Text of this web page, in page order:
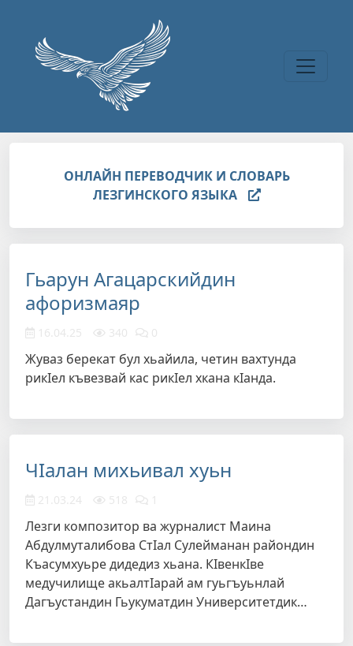
ОНЛАЙН ПЕРЕВОДЧИК И СЛОВАРЬ
ЛЕЗГИНСКОГО ЯЗЫКА
Гьарун Агацарскийдин
афоризмаяр
16.04.25 340 0
Жуваз берекат бул хьайила, четин вахтунда
рикIел къвезвай кас рикIел хкана кIанда.
ЧIалан михьивал хуьн
21.03.24 518 1
Лезги композитор ва журналист Маина
Абдулмуталибова СтIал Сулейманан райондин
Къасумхуьре дидедиз хьана. КIвенкIве
медучилище акьалтIарай ам гуьгъуьнлай
Дагъустандин Гьукуматдин Университетдик…